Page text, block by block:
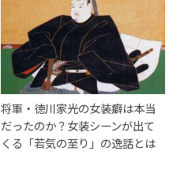
将軍・徳川家光の女装癖は本当
だったのか？女装シーンが出て
くる「若気の至り」の逸話とは